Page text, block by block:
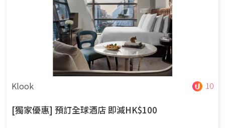
Klook 10
[獨家優惠] 預訂全球酒店 即減HK$100